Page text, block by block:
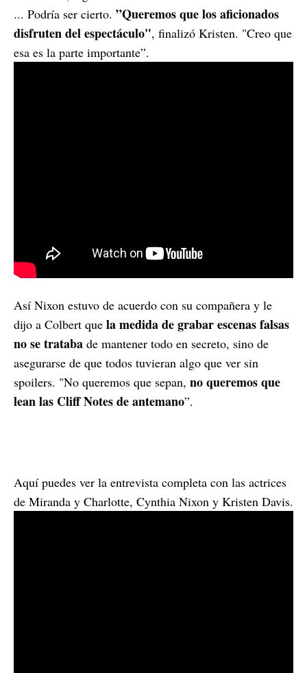
... Podría ser cierto. ”Queremos que los aficionados
disfruten del espectáculo", finalizó Kristen. "Creo que
esa es la parte importante”.
Así Nixon estuvo de acuerdo con su compañera y le
dijo a Colbert que la medida de grabar escenas falsas
no se trataba de mantener todo en secreto, sino de
asegurarse de que todos tuvieran algo que ver sin
spoilers. "No queremos que sepan, no queremos que
lean las Cliff Notes de antemano”.
Aquí puedes ver la entrevista completa con las actrices
de Miranda y Charlotte, Cynthia Nixon y Kristen Davis.